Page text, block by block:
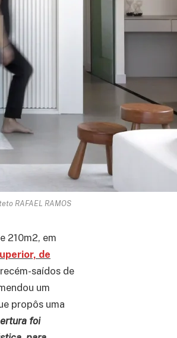
RAFAEL RAMOS
210m2, em
de
saídos de
um
propôs uma
foi